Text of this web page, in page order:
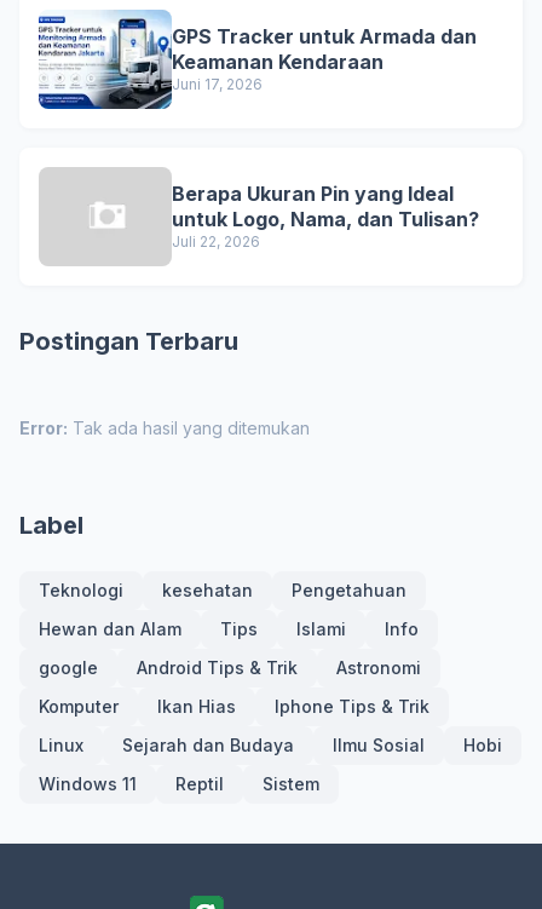
GPS Tracker untuk Armada dan
Keamanan Kendaraan
Juni 17, 2026
Berapa Ukuran Pin yang Ideal
untuk Logo, Nama, dan Tulisan?
Juli 22, 2026
Postingan Terbaru
Error: Tak ada hasil yang ditemukan
Label
Teknologi kesehatan
Pengetahuan
Hewan dan Alam
Tips Islami
Info
google
Android Tips & Trik
Astronomi
Komputer
Ikan Hias
Iphone Tips & Trik
Linux
Sejarah dan Budaya Ilmu Sosial
Hobi
Windows 11
Reptil Sistem